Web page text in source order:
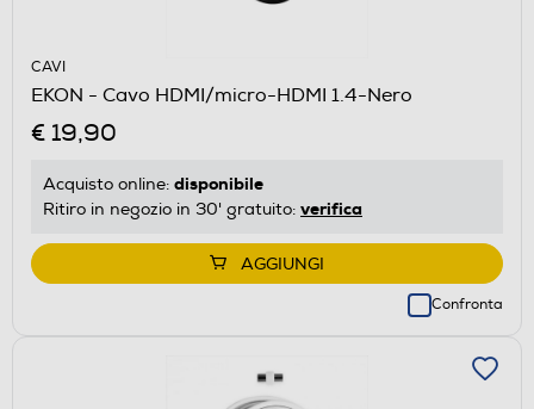
CAVI
EKON - Cavo HDMI/micro-HDMI 1.4-Nero
€ 19,90
Acquisto online: disponibile
Ritiro in negozio in 30' gratuito: verifica
AGGIUNGI
Confronta